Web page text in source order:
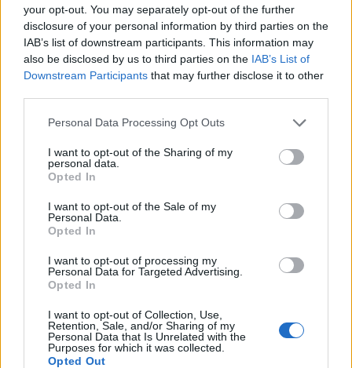
your opt-out. You may separately opt-out of the further
disclosure of your personal information by third parties on the
IAB’s list of downstream participants. This information may
also be disclosed by us to third parties on the IAB’s List of
Downstream Participants that may further disclose it to other
Personal Data Processing Opt Outs
I want to opt-out of the Sharing of my
personal data.
Opted In
I want to opt-out of the Sale of my
Personal Data.
Opted In
I want to opt-out of processing my
Personal Data for Targeted Advertising.
Opted In
I want to opt-out of Collection, Use,
Retention, Sale, and/or Sharing of my
Personal Data that Is Unrelated with the
Purposes for which it was collected.
Opted Out
Egész évben ajánljuk vendégházunkat mindazoknak, akik: - a
környéken lévő számos látnivalóra kíváncsiak - szívesen
barangolnak a közeli érintetlen természetben (Országos Kéktúra) -
horgászni vagy lovagolni szeretnek, akik egy kis kényeztetésre
vágynak a Gyémánt élményfürdőben Tatabányán.
Esetleg a környéken vállalnak időszakos munkát, illetve 6-10 (max.
18) fős társaságok részére tudunk színvonalas, de olcsó szállást
mindkettő 2 hálóteres, saját fürdőszobákkal (kádas is) és WC-vel, jól
felszerelt szobákkal, LED tv (USB támogatással), étkezővel,
társalgóval, teljesen felszerelt konyhával és kerti bútorokkal ellátott
lehetőséggel várjuk vendégeinket.